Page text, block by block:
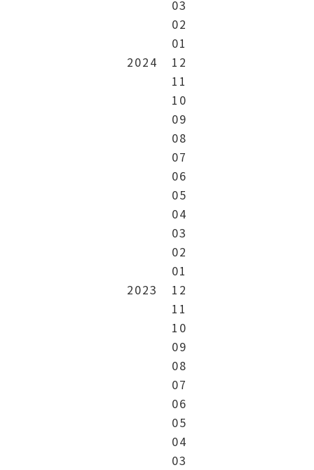
03
02
01
2024
12
11
10
09
08
07
06
05
04
03
02
01
2023
12
11
10
09
08
07
06
05
04
03